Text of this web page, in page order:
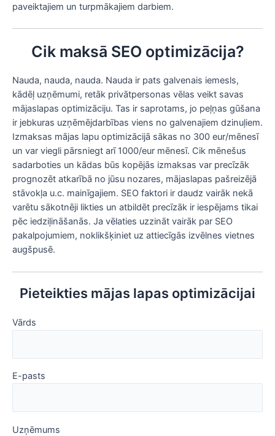
paveiktajiem un turpmākajiem darbiem.
Cik maksā SEO optimizācija?
Nauda, nauda, nauda. Nauda ir pats galvenais iemesls,
kādēļ uzņēmumi, retāk privātpersonas vēlas veikt savas
mājaslapas optimizāciju. Tas ir saprotams, jo peļņas gūšana
ir jebkuras uzņēmējdarbības viens no galvenajiem dzinuļiem.
Izmaksas mājas lapu optimizācijā sākas no 300 eur/mēnesī
un var viegli pārsniegt arī 1000/eur mēnesī. Cik mēnešus
sadarboties un kādas būs kopējās izmaksas var precīzāk
prognozēt atkarībā no jūsu nozares, mājaslapas pašreizējā
stāvokļa u.c. mainīgajiem. SEO faktori ir daudz vairāk nekā
varētu sākotnēji likties un atbildēt precīzāk ir iespējams tikai
pēc iedziļināšanās. Ja vēlaties uzzināt vairāk par SEO
pakalpojumiem, noklikšķiniet uz attiecīgās izvēlnes vietnes
augšpusē.
Pieteikties mājas lapas optimizācijai
Vārds
E-pasts
Uzņēmums